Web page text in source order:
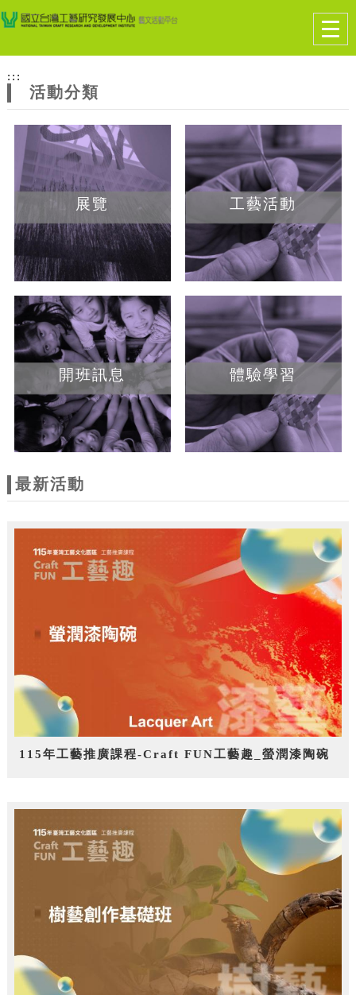
網
站
主
題
跳到主要內容
網站導覽
:::
活動分類
展覽 工藝活動
開班訊息 體驗學習
最新活動
115年工藝推廣課程-Craft FUN工藝趣_螢潤漆陶碗